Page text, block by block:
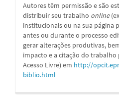
Autores têm permissão e são
distribuir seu trabalho online
institucionais ou na sua página
antes ou durante o processo
gerar alterações produtivas,
impacto e a citação do trabalho
Acesso Livre) em http://
biblio.html